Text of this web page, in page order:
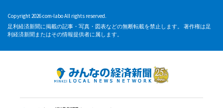
Copyright 2026 com-labo All rights reserved.
足利経済新聞に掲載の記事・写真・図表などの無断転載を禁止します。 著作権は足
利経済新聞またはその情報提供者に属します。